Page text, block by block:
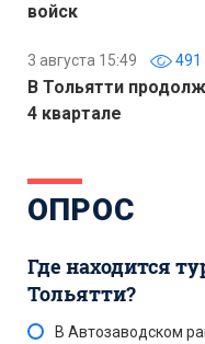
войск
3 августа 15:49 491
В Тольятти
4 квартале
ОПРОС
Где находится
Тольятти?
В Автозаводском